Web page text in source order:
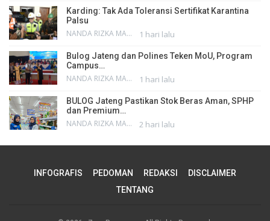
Karding: Tak Ada Toleransi Sertifikat Karantina
Palsu
NANDA RIZKA MAHENDRA 1 hari lalu
Bulog Jateng dan Polines Teken MoU, Program
Campus…
NANDA RIZKA MAHENDRA 1 hari lalu
BULOG Jateng Pastikan Stok Beras Aman, SPHP
dan Premium…
NANDA RIZKA MAHENDRA 2 hari lalu
INFOGRAFIS PEDOMAN REDAKSI
DISCLAIMER
TENTANG